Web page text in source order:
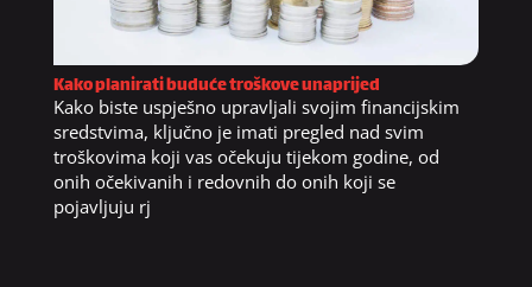
Kako planirati buduće troškove unaprijed
Kako biste uspješno upravljali svojim financijskim
sredstvima, ključno je imati pregled nad svim
troškovima koji vas očekuju tijekom godine, od
onih očekivanih i redovnih do onih koji se
pojavljuju rj